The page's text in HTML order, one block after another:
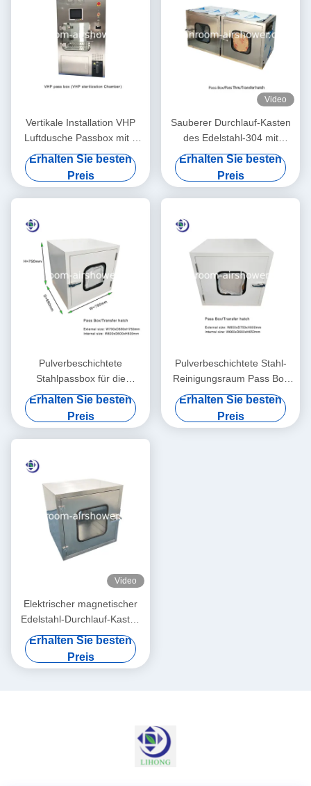
Vertikale Installation VHP
Luftdusche Passbox mit 2
kW Leistung für die
Erhalten Sie besten
Preis
Video
Sauberer Durchlauf-Kasten
des Edelstahl-304 mit
mechanischer/elektrischer
Erhalten Sie besten
Preis
Pulverbeschichtete
Stahlpassbox für die
Überführung von Gütern in
600x600x600mm
Erhalten Sie besten
Preis
Pulverbeschichtete Stahl-
Reinigungsraum Pass Box
Transfer Luke in der Größe
Erhalten Sie besten
Preis
Video
Elektrischer magnetischer
Edelstahl-Durchlauf-Kasten
der Verriegelungs-304 für
Cleanroom
Erhalten Sie besten
Preis